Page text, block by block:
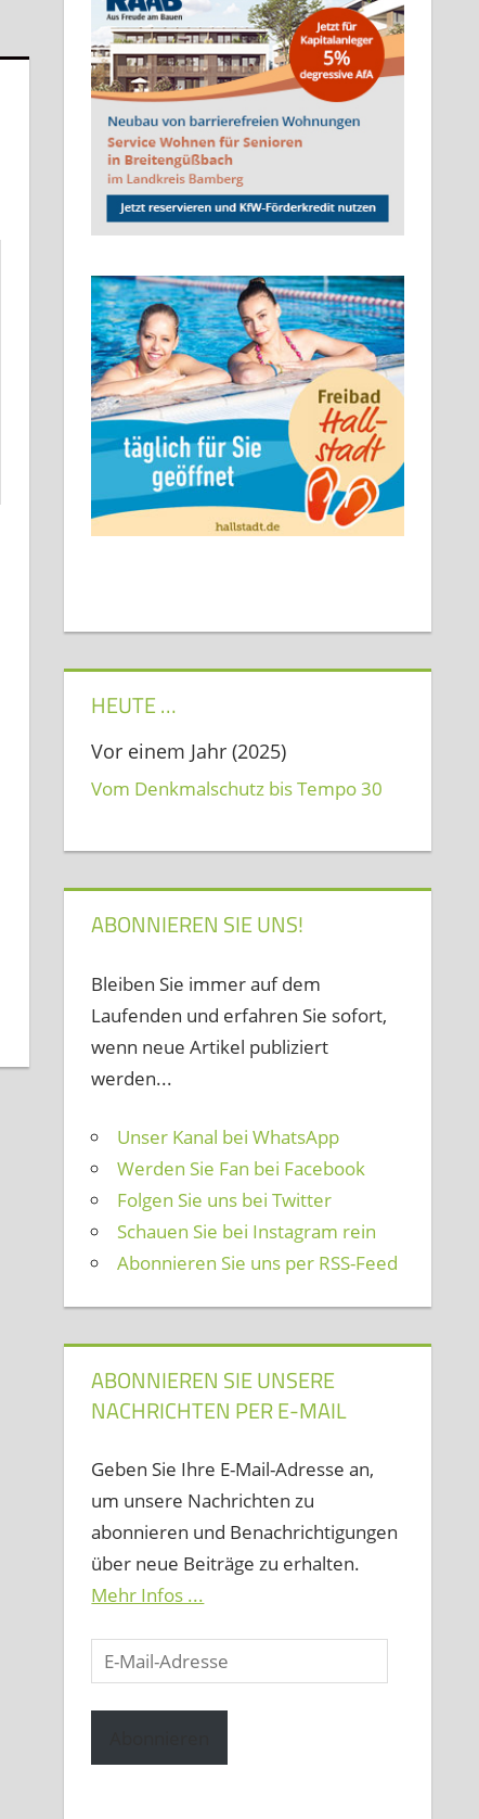
HEUTE …
Vor einem Jahr (2025)
Vom Denkmalschutz bis Tempo 30
ABONNIEREN SIE UNS!
Bleiben Sie immer auf dem
Laufenden und erfahren Sie sofort,
wenn neue Artikel publiziert
werden...
Unser Kanal bei WhatsApp
Werden Sie Fan bei Facebook
Folgen Sie uns bei Twitter
Schauen Sie bei Instagram rein
Abonnieren Sie uns per RSS-Feed
ABONNIEREN SIE UNSERE
NACHRICHTEN PER E-MAIL
Geben Sie Ihre E-Mail-Adresse an,
um unsere Nachrichten zu
abonnieren und Benachrichtigungen
über neue Beiträge zu erhalten.
Mehr Infos ...
E-
Mail-
Adresse